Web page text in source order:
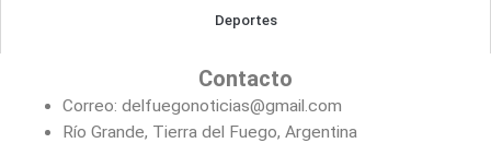
Deportes
Contacto
Correo: delfuegonoticias@gmail.com
Río Grande, Tierra del Fuego, Argentina